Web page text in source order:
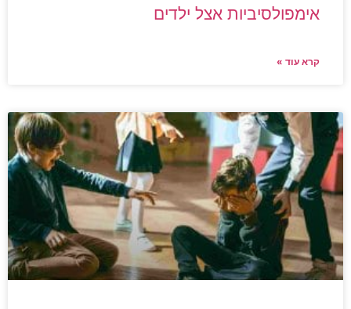
אימפולסיביות אצל ילדים
קרא עוד »